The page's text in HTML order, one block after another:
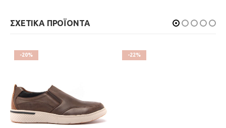
ΣΧΕΤΙΚΑ ΠΡΟΪΟΝΤΑ
-20% -22%